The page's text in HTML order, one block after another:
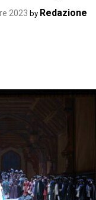
2023 by Redazione